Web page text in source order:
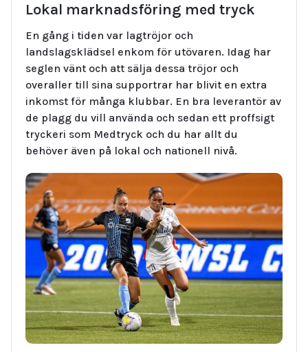
Lokal marknadsföring med tryck
En gång i tiden var lagtröjor och
landslagsklädsel enkom för utövaren. Idag har
seglen vänt och att sälja dessa tröjor och
overaller till sina supportrar har blivit en extra
inkomst för många klubbar. En bra leverantör av
de plagg du vill använda och sedan ett proffsigt
tryckeri som Medtryck och du har allt du
behöver även på lokal och nationell nivå.